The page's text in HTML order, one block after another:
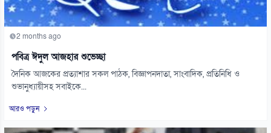
2 months ago
পবিত্র ঈদুল আজহার শুভেচ্ছা
দৈনিক আজকের প্রত্যাশার সকল পাঠক, বিজ্ঞাপনদাতা, সাংবাদিক, প্রতিনিধি ও
শুভানুধ্যায়ীসহ সবাইকে...
আরও পড়ুন